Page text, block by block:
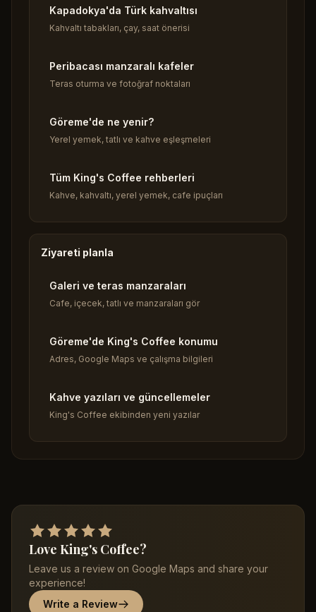
Kapadokya'da Türk kahvaltısı
Kahvaltı tabakları, çay, saat önerisi
Peribacası manzaralı kafeler
Teras oturma ve fotoğraf noktaları
Göreme'de ne yenir?
Yerel yemek, tatlı ve kahve eşleşmeleri
Tüm King's Coffee rehberleri
Kahve, kahvaltı, yerel yemek, cafe ipuçları
Ziyareti planla
Galeri ve teras manzaraları
Cafe, içecek, tatlı ve manzaraları gör
Göreme'de King's Coffee konumu
Adres, Google Maps ve çalışma bilgileri
Kahve yazıları ve güncellemeler
King's Coffee ekibinden yeni yazılar
Love King's Coffee?
Leave us a review on Google Maps and share your
experience!
Write a Review